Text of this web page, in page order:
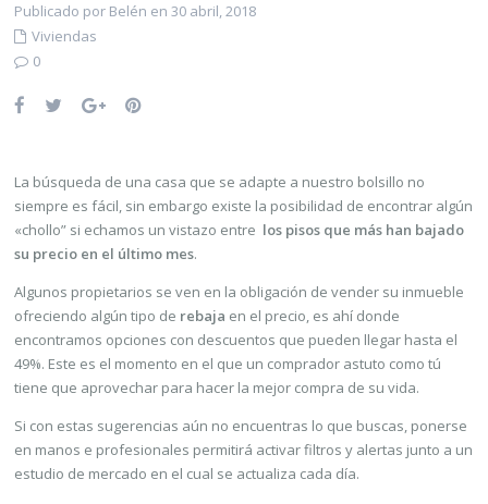
Publicado por Belén en 30 abril, 2018
Viviendas
0
La búsqueda de una casa que se adapte a nuestro bolsillo no
siempre es fácil, sin embargo existe la posibilidad de encontrar algún
«chollo” si echamos un vistazo entre los pisos que más han bajado
su precio en el último mes.
Algunos propietarios se ven en la obligación de vender su inmueble
ofreciendo algún tipo de rebaja en el precio, es ahí donde
encontramos opciones con descuentos que pueden llegar hasta el
49%. Este es el momento en el que un comprador astuto como tú
tiene que aprovechar para hacer la mejor compra de su vida.
Si con estas sugerencias aún no encuentras lo que buscas, ponerse
en manos e profesionales permitirá activar filtros y alertas junto a un
estudio de mercado en el cual se actualiza cada día.